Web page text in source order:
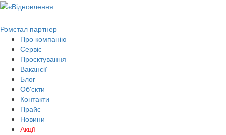
Ромстал партнер
Про компанію
Сервіс
Проєктування
Вакансії
Блог
Об'єкти
Контакти
Прайс
Новини
Акції